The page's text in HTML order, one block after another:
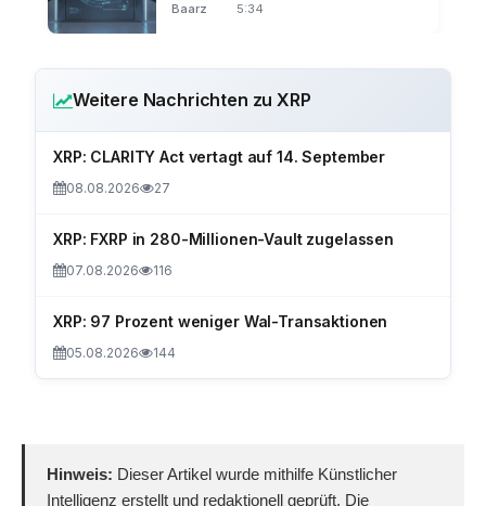
Baarz
5:34
Weitere Nachrichten zu XRP
XRP: CLARITY Act vertagt auf 14. September
08.08.2026 27
XRP: FXRP in 280-Millionen-Vault zugelassen
07.08.2026 116
XRP: 97 Prozent weniger Wal-Transaktionen
05.08.2026 144
Hinweis: Dieser Artikel wurde mithilfe Künstlicher
Intelligenz erstellt und redaktionell geprüft. Die